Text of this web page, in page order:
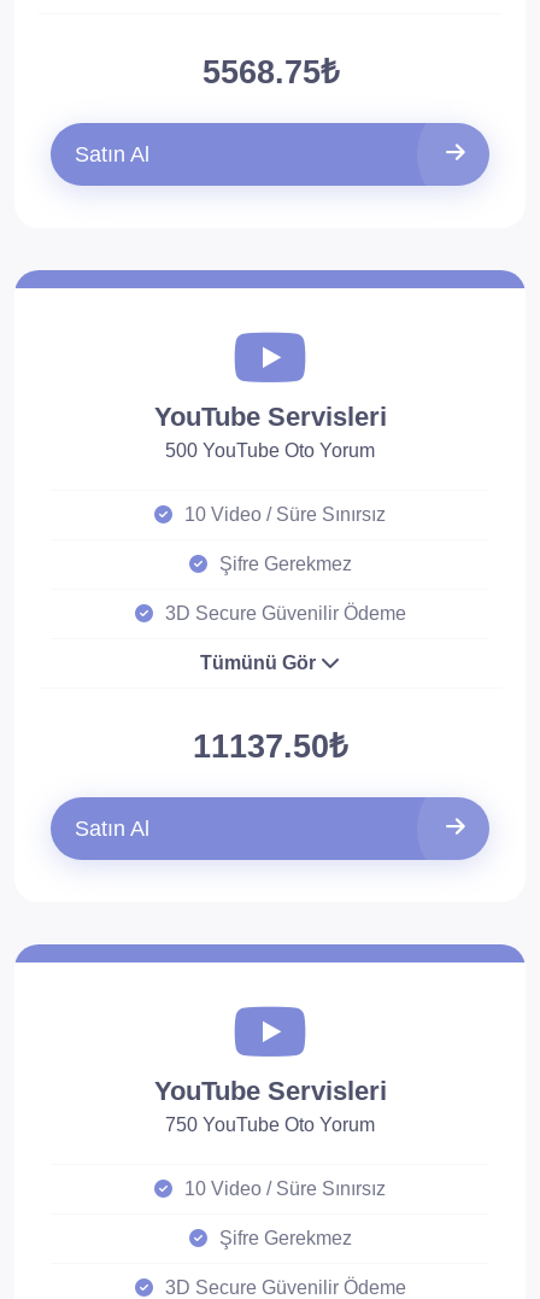
5568.75₺
Satın Al
YouTube Servisleri
500 YouTube Oto Yorum
10 Video / Süre Sınırsız
Şifre Gerekmez
3D Secure Güvenilir Ödeme
Tümünü Gör
11137.50₺
Satın Al
YouTube Servisleri
750 YouTube Oto Yorum
10 Video / Süre Sınırsız
Şifre Gerekmez
3D Secure Güvenilir Ödeme